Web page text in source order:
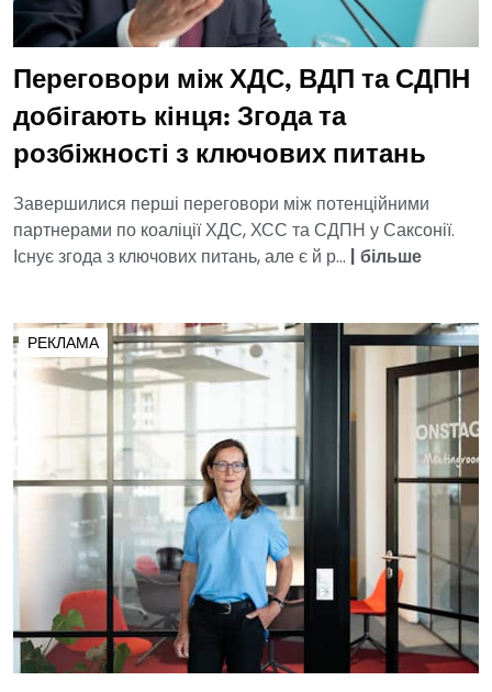
Переговори між ХДС, ВДП та СДПН
добігають кінця: Згода та
розбіжності з ключових питань
Завершилися перші переговори між потенційними
партнерами по коаліції ХДС, ХСС та СДПН у Саксонії.
Існує згода з ключових питань, але є й р... | більше
РЕКЛАМА